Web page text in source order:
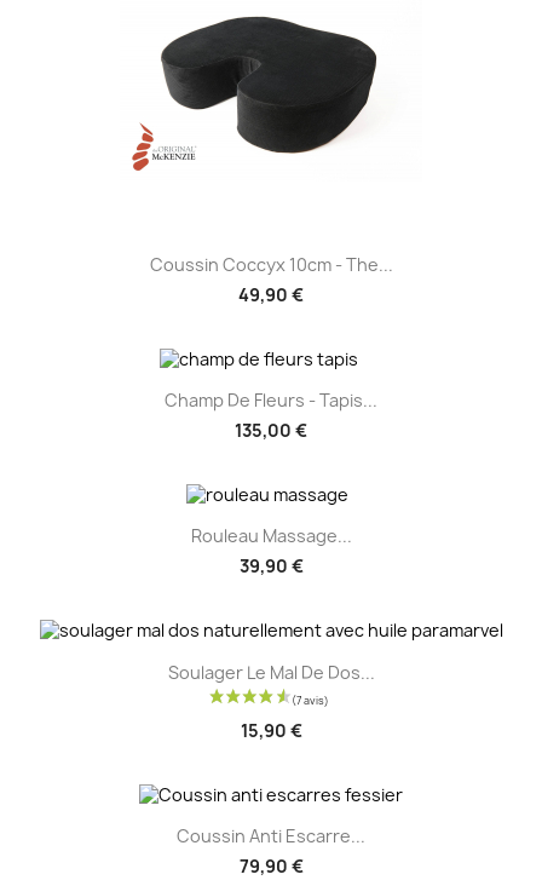
Coussin Coccyx 10cm - The...
49,90 €
Champ De Fleurs - Tapis...
135,00 €
Rouleau Massage...
39,90 €
Soulager Le Mal De Dos...
15,90 €
Coussin Anti Escarre...
79,90 €